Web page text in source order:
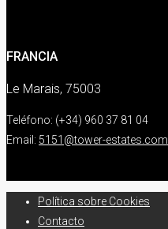
FRANCIA
Le Marais, 75003
Teléfono: (+34) 960 37 81 04
Email: 5151@tower-estates.com
Política sobre Cookies
Contacto